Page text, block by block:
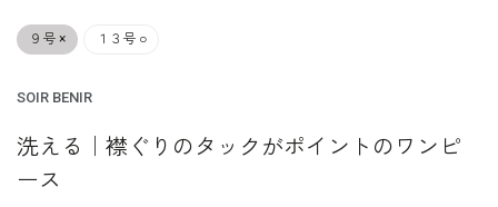
９号 × １３号 ○
SOIR BENIR
洗える｜襟ぐりのタックがポイントのワンピ
ース